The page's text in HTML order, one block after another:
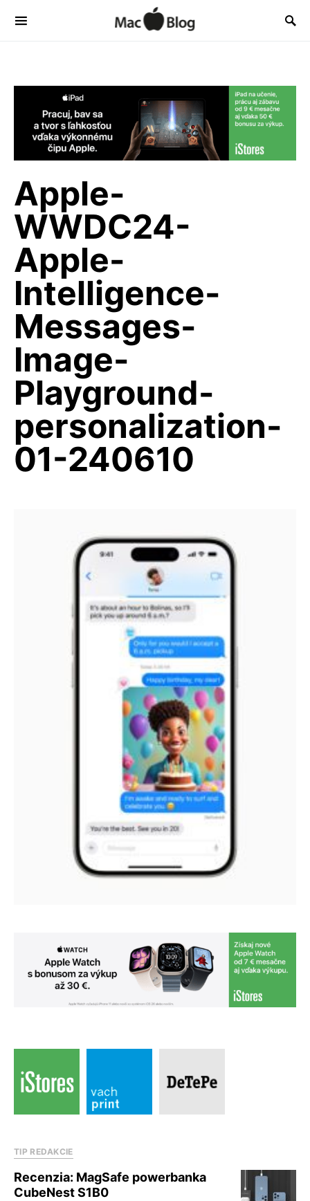
Apple-
WWDC24-
Apple-
Intelligence-
Messages-
Image-
Playground-
personalization-
01-240610
TIP REDAKCIE
Recenzia: MagSafe powerbanka
CubeNest S1B0